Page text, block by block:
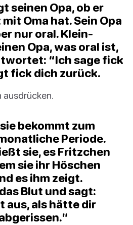
seinen Opa, ob er
Oma hat. Sein Opa
nur oral. Klein-
Opa, was oral ist,
“Ich sage fick
fick dich zurück.
ausdrücken.
bekommt zum
Periode.
sie, es Fritzchen
sie ihr Höschen
es ihm zeigt.
Blut und sagt:
aus, als hätte dir